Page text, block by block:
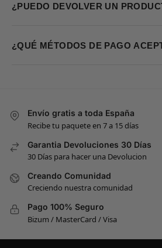
¿PUEDO DEVOLVER UN
¿QUÉ MÉTODOS DE PAGO
Envío gratis a toda España
Recibe tu paquete en 7 a 15 días
Garantia Devoluciones 30 Días
30 Días para hacer una Devolucion
Creando Comunidad
Creciendo nuestra comunidad
Pago 100% Seguro
Bizum / MasterCard / Visa